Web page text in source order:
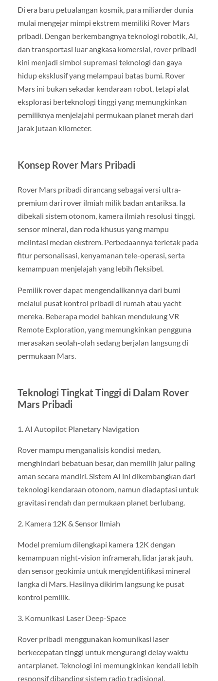
Di era baru petualangan kosmik, para miliarder dunia
mulai mengejar mimpi ekstrem memiliki Rover Mars
pribadi. Dengan berkembangnya teknologi robotik, AI,
dan transportasi luar angkasa komersial, rover pribadi
kini menjadi simbol supremasi teknologi dan gaya
hidup eksklusif yang melampaui batas bumi. Rover
Mars ini bukan sekadar kendaraan robot, tetapi alat
eksplorasi berteknologi tinggi yang memungkinkan
pemiliknya menjelajahi permukaan planet merah dari
jarak jutaan kilometer.
Konsep Rover Mars Pribadi
Rover Mars pribadi dirancang sebagai versi ultra-
premium dari rover ilmiah milik badan antariksa. Ia
dibekali sistem otonom, kamera ilmiah resolusi tinggi,
sensor mineral, dan roda khusus yang mampu
melintasi medan ekstrem. Perbedaannya terletak pada
fitur personalisasi, kenyamanan tele-operasi, serta
kemampuan menjelajah yang lebih fleksibel.
Pemilik rover dapat mengendalikannya dari bumi
melalui pusat kontrol pribadi di rumah atau yacht
mereka. Beberapa model bahkan mendukung VR
Remote Exploration, yang memungkinkan pengguna
merasakan seolah-olah sedang berjalan langsung di
permukaan Mars.
Teknologi Tingkat Tinggi di Dalam Rover
Mars Pribadi
1. AI Autopilot Planetary Navigation
Rover mampu menganalisis kondisi medan,
menghindari bebatuan besar, dan memilih jalur paling
aman secara mandiri. Sistem AI ini dikembangkan dari
teknologi kendaraan otonom, namun diadaptasi untuk
gravitasi rendah dan permukaan planet berlubang.
2. Kamera 12K & Sensor Ilmiah
Model premium dilengkapi kamera 12K dengan
kemampuan night-vision inframerah, lidar jarak jauh,
dan sensor geokimia untuk mengidentifikasi mineral
langka di Mars. Hasilnya dikirim langsung ke pusat
kontrol pemilik.
3. Komunikasi Laser Deep-Space
Rover pribadi menggunakan komunikasi laser
berkecepatan tinggi untuk mengurangi delay waktu
antarplanet. Teknologi ini memungkinkan kendali lebih
responsif dibanding sistem radio tradisional.